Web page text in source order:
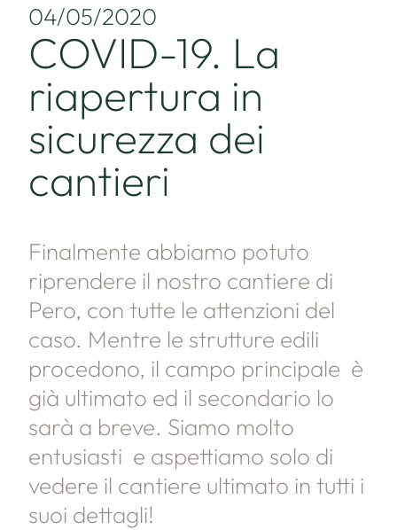
04/05/2020
COVID-19. La
riapertura in
sicurezza dei
cantieri
Finalmente abbiamo potuto
riprendere il nostro cantiere di
Pero, con tutte le attenzioni del
caso. Mentre le strutture edili
procedono, il campo principale è
già ultimato ed il secondario lo
sarà a breve. Siamo molto
entusiasti e aspettiamo solo di
vedere il cantiere ultimato in tutti i
suoi dettagli!